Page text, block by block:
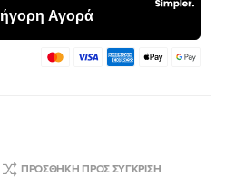
ΠΡΟΣΘΉΚΗ ΠΡΟΣ ΣΎΓΚΡΙΣΗ